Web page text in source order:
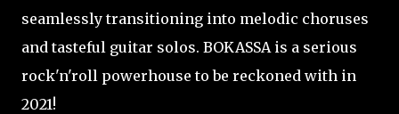
seamlessly transitioning into melodic choruses
and tasteful guitar solos. BOKASSA is a serious
rock'n'roll powerhouse to be reckoned with in
2021!